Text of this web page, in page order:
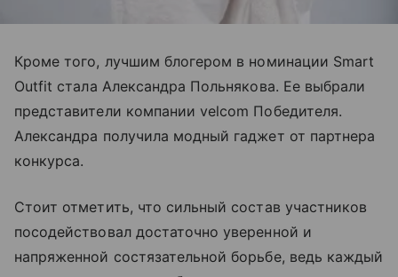
Кроме того, лучшим блогером в номинации Smart
Outfit стала Александра Польнякова. Ее выбрали
представители компании velcom Победителя.
Александра получила модный гаджет от партнера
конкурса.
Стоит отметить, что сильный состав участников
посодействовал достаточно уверенной и
напряженной состязательной борьбе, ведь каждый